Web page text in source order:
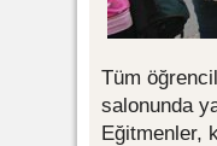
Tüm
salonunda
Eğitmenler,